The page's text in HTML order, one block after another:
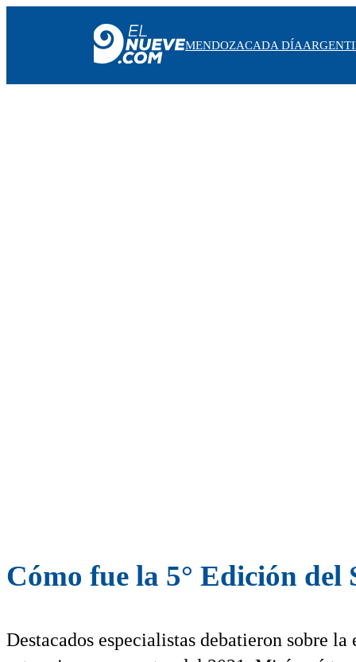
MENDOZACADA DÍA
Cómo fue la 5° Edición del
Destacados especialistas debatieron sobre